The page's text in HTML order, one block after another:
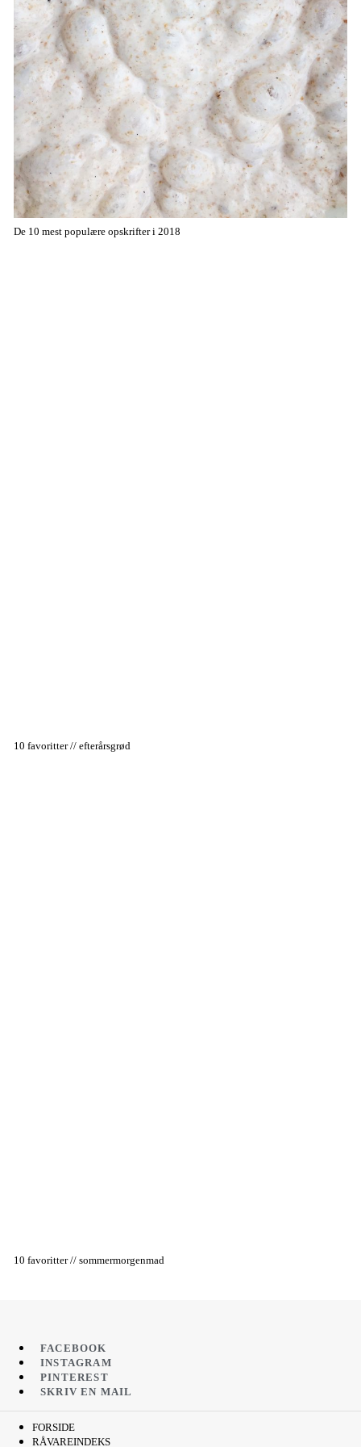
De 10 mest populære opskrifter i 2018
10 favoritter // efterårsgrød
10 favoritter // sommermorgenmad
FACEBOOK
INSTAGRAM
PINTEREST
SKRIV EN MAIL
FORSIDE
RÅVAREINDEKS